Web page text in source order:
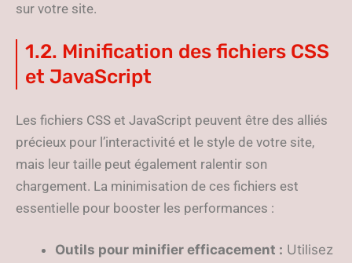
sur votre site.
1.2. Minification des fichiers CSS
et JavaScript
Les fichiers CSS et JavaScript peuvent être des alliés
précieux pour l’interactivité et le style de votre site,
mais leur taille peut également ralentir son
chargement. La minimisation de ces fichiers est
essentielle pour booster les performances :
Outils pour minifier efficacement : Utilisez